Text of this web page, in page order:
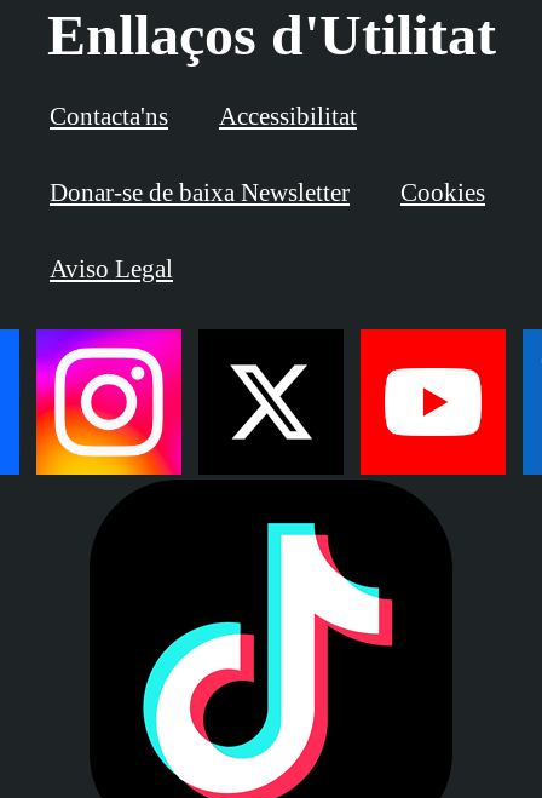
Enllaços d'Utilitat
Contacta'ns Accessibilitat
Donar-se de baixa Newsletter Cookies
Aviso Legal